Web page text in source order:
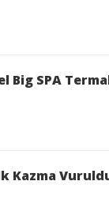
biri
destek
Big SPA
Kazma